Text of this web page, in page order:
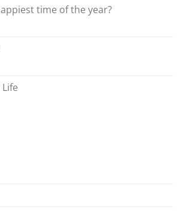
time of the year?